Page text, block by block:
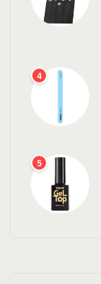
4
5